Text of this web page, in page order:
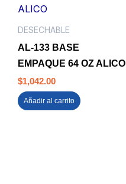
DESECHABLE
AL-133 BASE
EMPAQUE 64 OZ ALICO
$1,042.00
Añadir al carrito